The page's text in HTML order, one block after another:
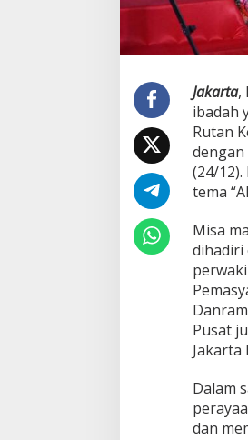
Jakarta,
ibadah
Rutan
dengan
(24/
tema
Misa
dihadiri
Pusat
Jakarta
Dalam
dan